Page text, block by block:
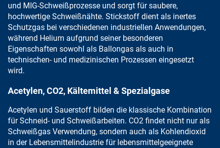
und MIG-Schweißprozesse und sorgt für saubere,
hochwertige Schweißnähte. Stickstoff dient als inertes
Schutzgas bei verschiedenen industriellen Anwendungen,
während Helium aufgrund seiner besonderen
Eigenschaften sowohl als Ballongas als auch in
technischen- und medizinischen Prozessen eingesetzt
wird.
Acetylen, CO2, Kältemittel & Spezialgase
Acetylen und Sauerstoff bilden die klassische Kombination
für Schneid- und Schweißarbeiten. CO2 findet nicht nur als
Schweißgas Verwendung, sondern auch als Kohlendioxid
in der Lebensmittelindustrie für lebensmittelgeeignete